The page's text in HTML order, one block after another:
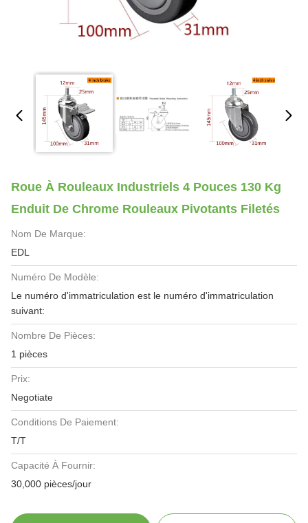
Roue À Rouleaux Industriels 4 Pouces 130 Kg
Enduit De Chrome Rouleaux Pivotants Filetés
Nom De Marque:
EDL
Numéro De Modèle:
Le numéro d'immatriculation est le numéro d'immatriculation
suivant:
Nombre De Pièces:
1 pièces
Prix:
Negotiate
Conditions De Paiement:
T/T
Capacité À Fournir:
30,000 pièces/jour